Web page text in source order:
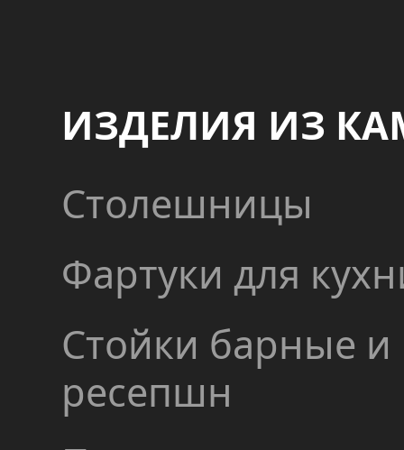
ИЗДЕЛИЯ ИЗ
Столешницы
Фартуки для
Стойки барные и
ресепшн